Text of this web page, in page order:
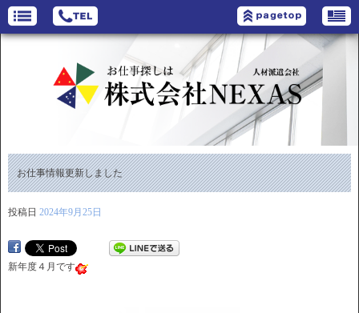
お仕事情報更新しました
投稿日 2024年9月25日
新年度４月です